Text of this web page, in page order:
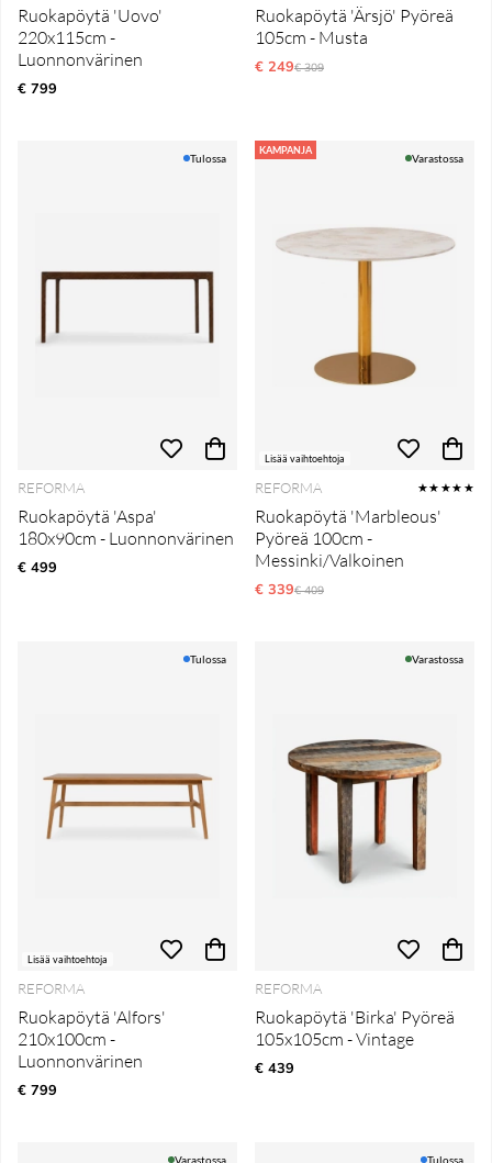
Ruokapöytä 'Uovo'
220x115cm -
Luonnonvärinen
€ 799
Ruokapöytä 'Ärsjö' Pyöreä
105cm - Musta
€ 249Normaali hinta
€ 309
Tulossa
REFORMA
Ruokapöytä 'Aspa'
180x90cm - Luonnonvärinen
€ 499
KAMPANJA
Lisää vaihtoehtoja
Varastossa
REFORMA ★★★★★
Ruokapöytä 'Marbleous'
Pyöreä 100cm -
Messinki/Valkoinen
€ 339Normaali hinta
€ 409
Lisää vaihtoehtoja
Tulossa
REFORMA
Ruokapöytä 'Alfors'
210x100cm -
Luonnonvärinen
€ 799
Varastossa
REFORMA
Ruokapöytä 'Birka' Pyöreä
105x105cm - Vintage
€ 439
Varastossa Tulossa